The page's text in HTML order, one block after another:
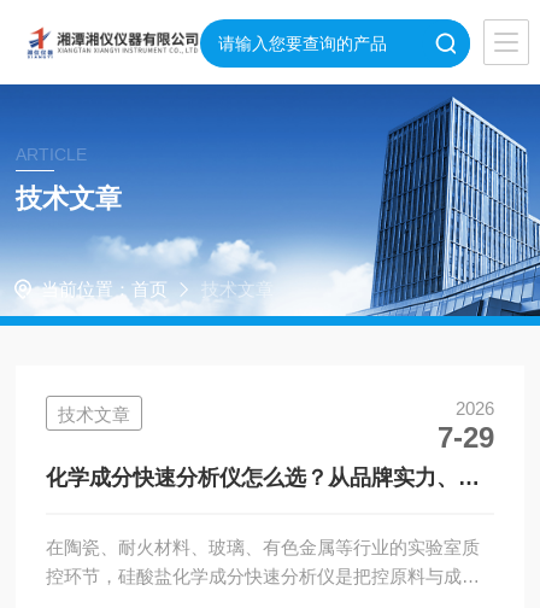
ARTICLE
技术文章
当前位置： 首页 技术文章
技术文章 2026
7-29
化学成分快速分析仪怎么选？从品牌实力、口
在陶瓷、耐火材料、玻璃、有色金属等行业的实验室质
控环节，硅酸盐化学成分快速分析仪是把控原料与成品